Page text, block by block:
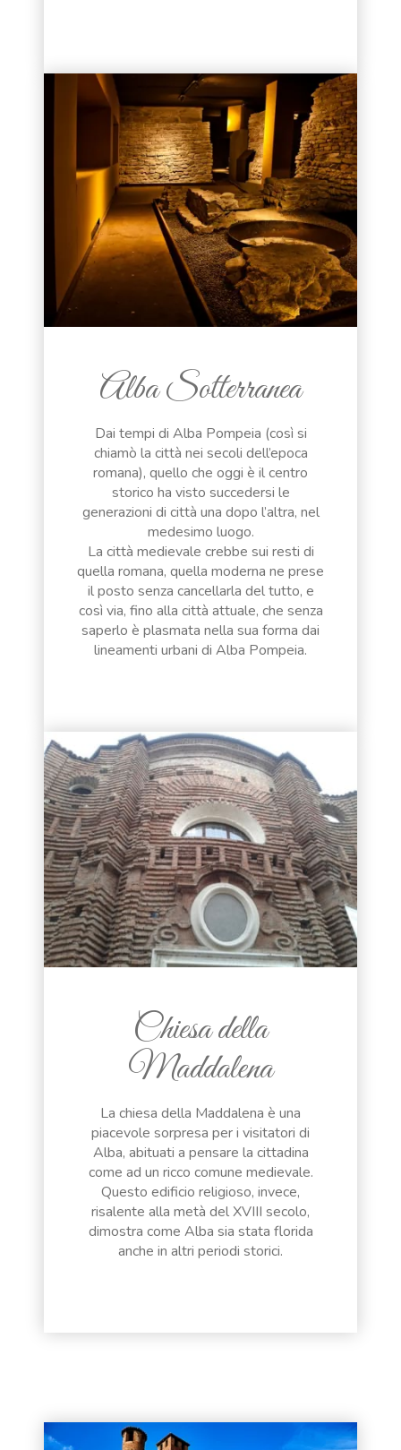
Alba Sotterranea
Dai tempi di Alba Pompeia (così si
chiamò la città nei secoli dell’epoca
romana), quello che oggi è il centro
storico ha visto succedersi le
generazioni di città una dopo l’altra, nel
medesimo luogo.
La città medievale crebbe sui resti di
quella romana, quella moderna ne prese
il posto senza cancellarla del tutto, e
così via, fino alla città attuale, che senza
saperlo è plasmata nella sua forma dai
lineamenti urbani di Alba Pompeia.
Chiesa della
Maddalena
La chiesa della Maddalena è una
piacevole sorpresa per i visitatori di
Alba, abituati a pensare la cittadina
come ad un ricco comune medievale.
Questo edificio religioso, invece,
risalente alla metà del XVIII secolo,
dimostra come Alba sia stata florida
anche in altri periodi storici.